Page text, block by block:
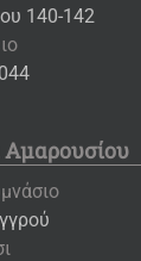
140-142